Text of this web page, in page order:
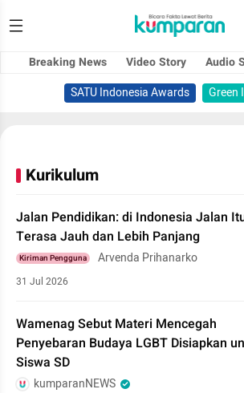
Breaking News Video Story Audio
SATU Indonesia Awards
Green
Kurikulum
Jalan Pendidikan: di Indonesia Jalan
Terasa Jauh dan Lebih Panjang
Kiriman Pengguna Arvenda Prihanarko
31 Jul 2026
Wamenag Sebut Materi Mencegah
Penyebaran Budaya LGBT Disiapkan
Siswa SD
kumparanNEWS